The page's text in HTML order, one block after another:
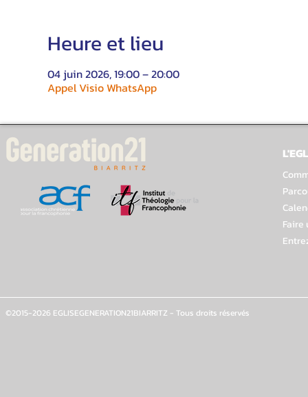
Heure et lieu
04 juin 2026, 19:00 – 20:00
Appel Visio WhatsApp
Faire
©2015-2026 EGLISEGENERATION21BIARRITZ - Tous droits réservés